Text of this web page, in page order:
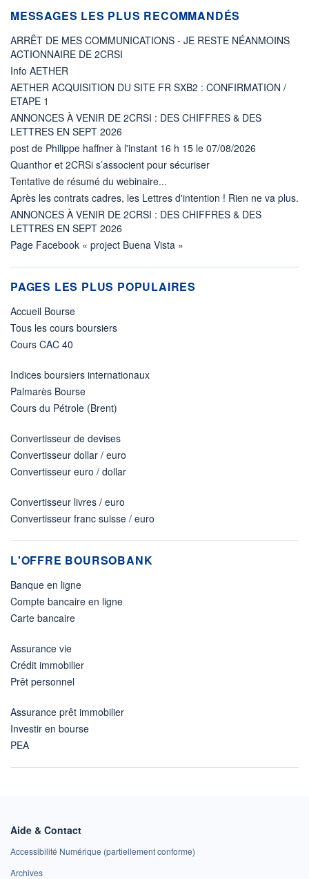
MESSAGES LES PLUS RECOMMANDÉS
ARRÊT DE MES COMMUNICATIONS - JE RESTE NÉANMOINS
ACTIONNAIRE DE 2CRSI
Info AETHER
AETHER ACQUISITION DU SITE FR SXB2 : CONFIRMATION /
ETAPE 1
ANNONCES À VENIR DE 2CRSI : DES CHIFFRES & DES
LETTRES EN SEPT 2026
post de Philippe haffner à l'instant 16 h 15 le 07/08/2026
Quanthor et 2CRSi s’associent pour sécuriser
Tentative de résumé du webinaire...
Après les contrats cadres, les Lettres d'intention ! Rien ne va plus.
ANNONCES À VENIR DE 2CRSI : DES CHIFFRES & DES
LETTRES EN SEPT 2026
Page Facebook « project Buena Vista »
PAGES LES PLUS POPULAIRES
Accueil Bourse
Tous les cours boursiers
Cours CAC 40
Indices boursiers internationaux
Palmarès Bourse
Cours du Pétrole (Brent)
Convertisseur de devises
Convertisseur dollar / euro
Convertisseur euro / dollar
Convertisseur livres / euro
Convertisseur franc suisse / euro
L'OFFRE BOURSOBANK
Banque en ligne
Compte bancaire en ligne
Carte bancaire
Assurance vie
Crédit immobilier
Prêt personnel
Assurance prêt immobilier
Investir en bourse
PEA
Aide & Contact
Accessibilité Numérique (partiellement conforme)
Archives